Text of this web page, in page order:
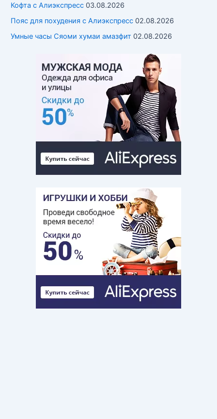
Кофта с Алиэкспресс 03.08.2026
Пояс для похудения с Алиэкспресс 02.08.2026
Умные часы Cяоми хумаи амазфит 02.08.2026